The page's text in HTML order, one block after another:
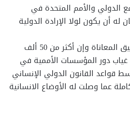
الدولي والأمم المتحدة في
أن يكون لولا الإرادة الدولية
إن خطة “سيري” للإعمار ما زالت سيفا يذبح أصحاب البيوت المدمرة ويساهم في تعميق المعاناة وإن أكثر من 50 ألف
غياب دور المؤسسات الأممية في
قواعد القانون الدولي الإنساني
عما وصلت له الأوضاع الانسانية